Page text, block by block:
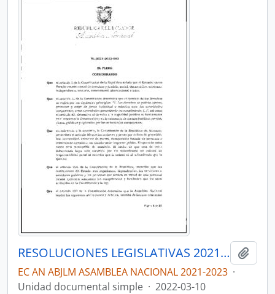
RESOLUCIONES LEGISLATIVAS 2021-2023
EC AN ABJLM ASAMBLEA NACIONAL 2021-2023 ·
Unidad documental simple · 2022-03-10